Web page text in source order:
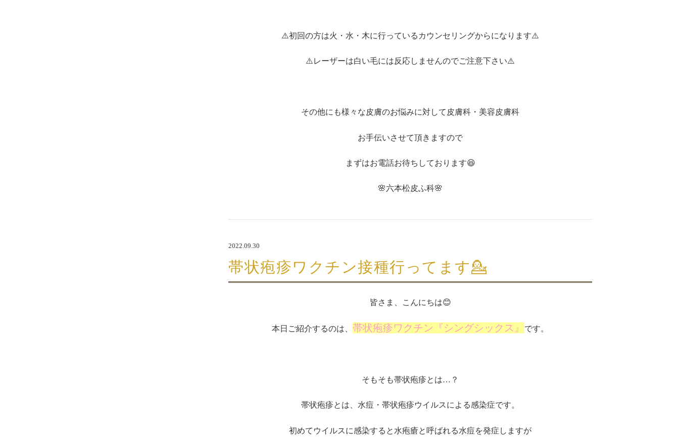
⚠️初回の方は火・水・木に行っているカウンセリングからになります⚠️
⚠️レーザーは白い毛には反応しませんのでご注意下さい⚠️
その他にも様々な皮膚のお悩みに対して皮膚科・美容皮膚科
お手伝いさせて頂きますので
まずはお電話お待ちしております😆
🌸六本松皮ふ科🌸
2022.09.30
帯状疱疹ワクチン接種行ってます💁
皆さま、こんにちは😊
本日ご紹介するのは、 帯状疱疹ワクチン『シングシックス』 です。
そもそも帯状疱疹とは…？
帯状疱疹と は、水痘・帯状疱疹ウイルスによる感染症です。
初めてウイルスに感染すると水疱瘡と呼ばれる水痘を発症しますが